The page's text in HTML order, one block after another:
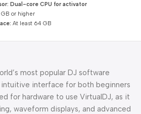
Dual-core CPU for activator
GB or higher
At least 64 GB
most popular DJ software
interface for both beginners
for hardware to use VirtualDJ, as it
waveform displays, and advanced